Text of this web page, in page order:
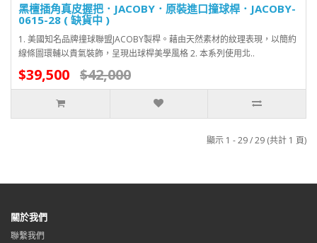
黑檀插角真皮握把．JACOBY．原裝進口撞球桿．JACOBY-
0615-28 ( 缺貨中 )
1. 美國知名品牌撞球聯盟JACOBY製桿。藉由天然素材的紋理表現，以簡約
線條圖環輔以貴氣裝飾，呈現出球桿美學風格 2. 本系列使用北..
$39,500 $42,000
顯示 1 - 29 / 29 (共計 1 頁)
關於我們
聯繫我們